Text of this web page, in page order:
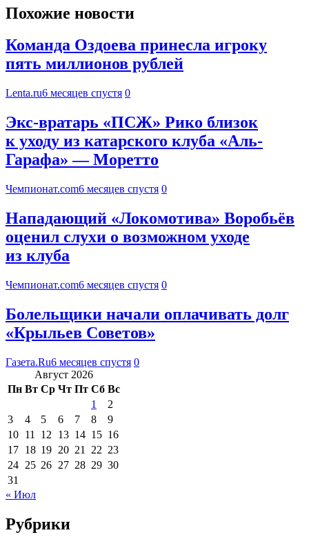
Похожие новости
Команда Оздоева принесла игроку
пять миллионов рублей
Lenta.ru6 месяцев спустя 0
Экс-вратарь «ПСЖ» Рико близок
к уходу из катарского клуба «Аль-
Гарафа» — Моретто
Чемпионат.com6 месяцев спустя 0
Нападающий «Локомотива» Воробьёв
оценил слухи о возможном уходе
из клуба
Чемпионат.com6 месяцев спустя 0
Болельщики начали оплачивать долг
«Крыльев Советов»
Газета.Ru6 месяцев спустя 0
Август 2026
Пн Вт Ср Чт Пт Сб Вс
1
2
3
4 5 6 7 8
9
10 11 12 13 14 15 16
17 18 19 20 21 22 23
24 25 26 27 28 29 30
31
« Июл
Рубрики